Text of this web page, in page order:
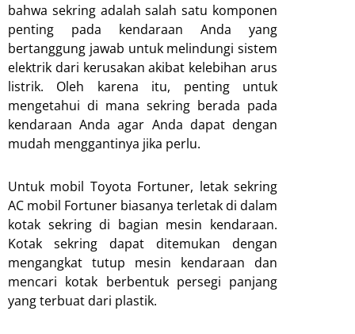
bahwa sekring adalah salah satu komponen
penting pada kendaraan Anda yang
bertanggung jawab untuk melindungi sistem
elektrik dari kerusakan akibat kelebihan arus
listrik. Oleh karena itu, penting untuk
mengetahui di mana sekring berada pada
kendaraan Anda agar Anda dapat dengan
mudah menggantinya jika perlu.
Untuk mobil Toyota Fortuner, letak sekring
AC mobil Fortuner biasanya terletak di dalam
kotak sekring di bagian mesin kendaraan.
Kotak sekring dapat ditemukan dengan
mengangkat tutup mesin kendaraan dan
mencari kotak berbentuk persegi panjang
yang terbuat dari plastik.